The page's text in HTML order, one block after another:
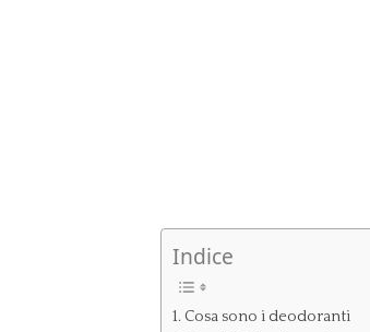
Indice
Cosa sono i deodoranti